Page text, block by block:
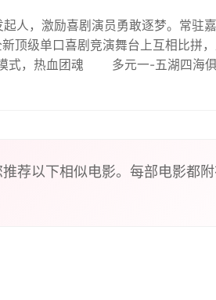
人，激励喜剧演员勇敢逐梦。常驻
顶级单口喜剧竞演舞台上互相比拼
荐以下相似电影。每部电影都